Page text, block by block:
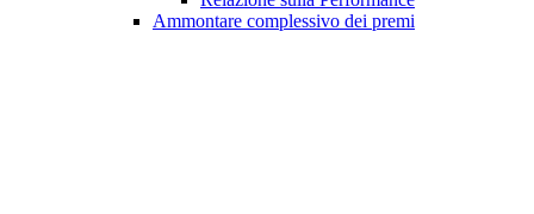
Ammontare complessivo dei premi